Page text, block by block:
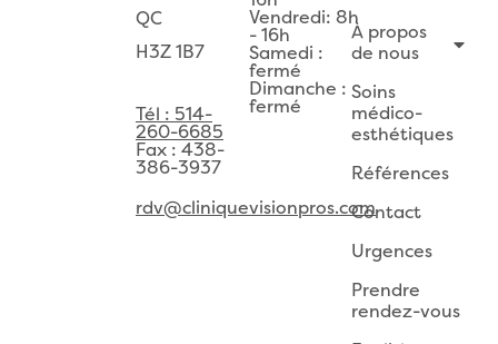
QC
H3Z 1B7
Tél : 514-
260-6685
Fax : 438-
386-3937
rdv@cliniquevisionpros.com
Vendredi: 8h
- 16h
Samedi :
fermé
Dimanche :
fermé
À propos
de nous
Soins
médico-
esthétiques
Références
Contact
Urgences
Prendre
rendez-vous